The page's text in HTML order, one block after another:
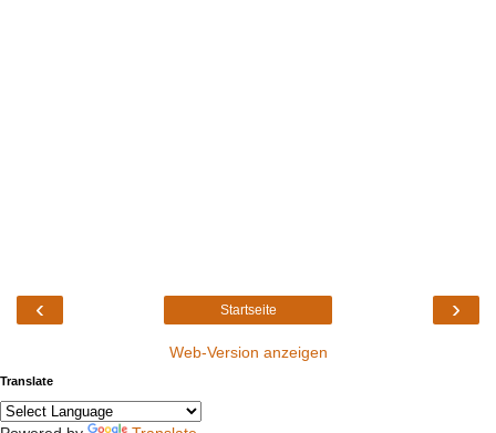
‹ ›
Startseite
Web-Version anzeigen
Translate